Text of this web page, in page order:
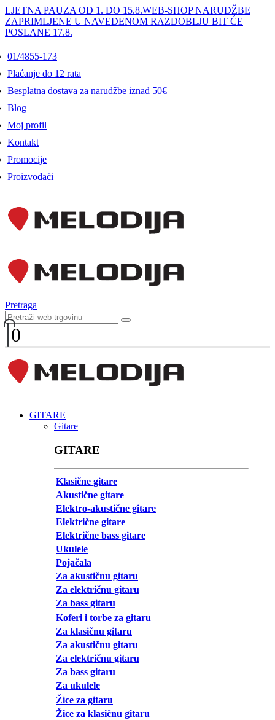
LJETNA PAUZA OD 1. DO 15.8.WEB-SHOP NARUDŽBE
ZAPRIMLJENE U NAVEDENOM RAZDOBLJU BIT ĆE
POSLANE 17.8.
01/4855-173
Plaćanje do 12 rata
Besplatna dostava za narudžbe iznad 50€
Blog
Moj profil
Kontakt
Promocije
Proizvođači
Pretraga
0
GITARE
Gitare
GITARE
Klasične gitare
Akustične gitare
Elektro-akustične gitare
Električne gitare
Električne bass gitare
Ukulele
Pojačala
Za akustičnu gitaru
Za električnu gitaru
Za bass gitaru
Koferi i torbe za gitaru
Za klasičnu gitaru
Za akustičnu gitaru
Za električnu gitaru
Za bass gitaru
Za ukulele
Žice za gitaru
Žice za klasičnu gitaru